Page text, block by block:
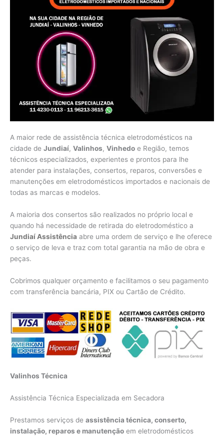
A maior rede de assistência técnica eletrodomésticos na
cidade de Jundiaí, Valinhos, Vinhedo e Região, temos
técnicos especializados, experientes e prontos para lhe
atender para instalações, consertos, reparos, conversões e
manutenções em eletrodomésticos importados e nacionais de
todas as marcas e modelos.
A maioria dos consertos são realizados no próprio local e
quando há necessidade de retirada do eletrodoméstico a
Jundiaí Assistência abre uma ordem de serviço e lhe oferece
o serviço de leva e traz com total garantia na mão de obra e
peças.
Cobrimos qualquer orçamento e facilitamos o seu pagamento
com transferência bancária, PIX ou Cartão de Crédito.
Valinhos Técnica
Assistência Técnica Especializada em Secadora
Prestamos serviços de assistência técnica, conserto,
instalação, reparos e manutenção em eletrodomésticos